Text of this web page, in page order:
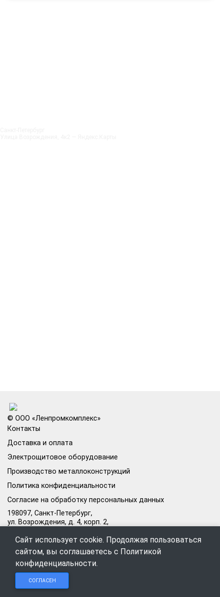
© ООО «Ленпромкомплекс»
Контакты
Доставка и оплата
Электрощитовое оборудование
Производство металлоконструкций
Политика конфиденциальности
Согласие на обработку персональных данных
198097, Санкт-Петербург,
ул. Возрождения, д. 4, корп. 2,
Режим работы офиса:
Пн–Пт: 09:00–18:00
+7 (812) 309-98-44
Сайт использует cookie. Продолжая пользоваться
сайтом, вы соглашаетесь с Политикой
конфиденциальности.
СОГЛАСЕН